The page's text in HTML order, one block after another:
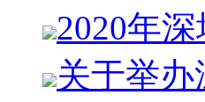
2020年
关于举